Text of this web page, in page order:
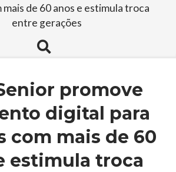
mais de 60 anos e estimula troca
entre gerações
Search
promove
digital para
com mais de 60
estimula troca